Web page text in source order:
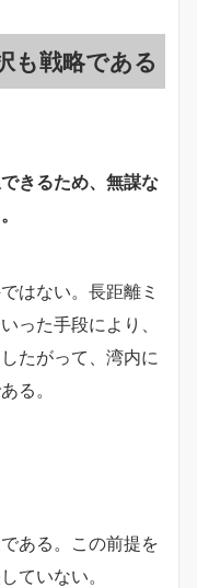
も戦略である
きるため、無謀な
はない。長距離ミ
った手段により、
たがって、湾内に
る。
ある。この前提を
ていない。